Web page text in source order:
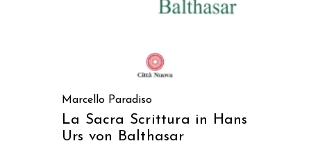
Marcello Paradiso
La Sacra Scrittura in Hans
Urs von Balthasar